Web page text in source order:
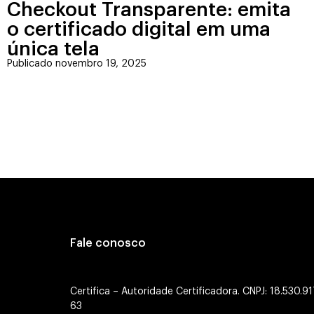
Checkout Transparente: emita
o certificado digital em uma
única tela
Publicado novembro 19, 2025
Fale conosco
Certifica – Autoridade Certificadora. CNPJ:
63